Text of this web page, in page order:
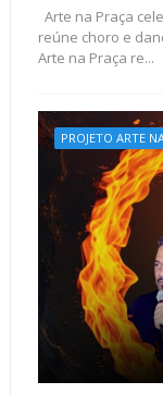
Arte na Praça
reúne choro e
Arte na Praça re...
PROJETO ARTE